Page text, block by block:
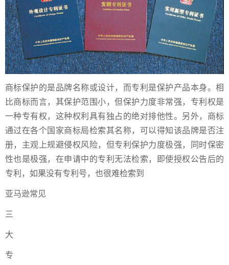
商标保护的是品牌名称或设计，而专利是保护产品本身。相
比商标而言，其保护范围小，但保护力度非常强，专利权是
一种专有权，这种权利具有独占的绝对排他性。另外，商标
通过在各个国家商标局检索其名称，可以得知该品牌是否注
册，主观上规避侵权风险，但专利保护力度极强，同时保密
性也是极强，在申请中的专利无法检索，即使授权公告后的
专利，如果没有专利号，也很难检索到
亚马逊常见
三
大
专